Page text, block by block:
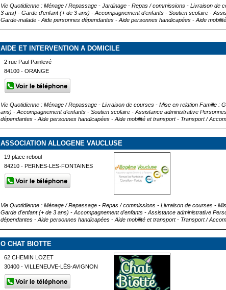
Vie Quotidienne : Ménage / Repassage - Jardinage - Repas / commissions - Livraison de
3 ans) - Garde d'enfant (+ de 3 ans) - Accompagnement d'enfants - Soutien scolaire -
Garde-malade - Aide personnes dépendantes - Aide personnes handicapées - Aide
AIDE ET INTERVENTION A DOMICILE
2 rue Paul Painlevé
84100 - ORANGE
Vie Quotidienne : Ménage / Repassage - Livraison de courses - Mise en relation Famille :
ans) - Accompagnement d'enfants - Soutien scolaire - Assistance administrative
dépendantes - Aide personnes handicapées - Aide mobilité et transport - Transport /
ASSOCIATION ALLOGENE VAUCLUSE
19 place reboul
84210 - PERNES-LES-FONTAINES
Vie Quotidienne : Ménage / Repassage - Repas / commissions - Livraison de courses -
Garde d'enfant (+ de 3 ans) - Accompagnement d'enfants - Assistance administrative
dépendantes - Aide personnes handicapées - Aide mobilité et transport - Transport /
O CHAT BIOTTE
62 CHEMIN LOZET
30400 - VILLENEUVE-LÈS-AVIGNON